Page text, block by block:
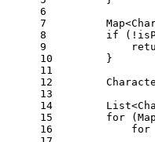
6
7
8
9
10
11
12
13
14
15
16
if
        }
for
for